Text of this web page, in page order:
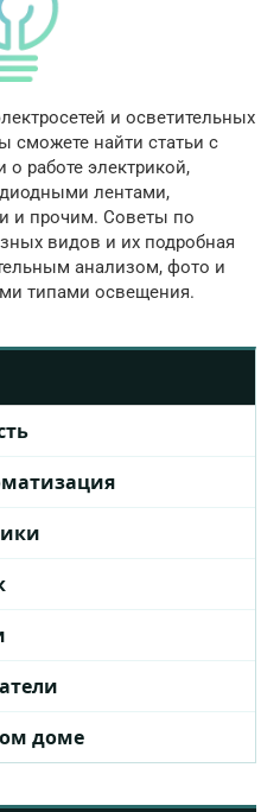
и осветительных
сможете найти статьи с
работе электрикой,
лентами,
и прочим. Советы по
видов и их подробная
анализом, фото и
типами освещения.
доме